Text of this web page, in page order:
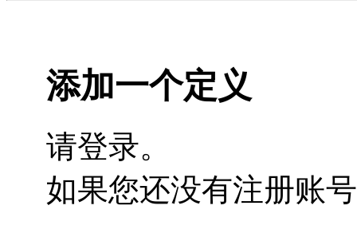
添加一个定义
请登录。
如果您还没有注册账